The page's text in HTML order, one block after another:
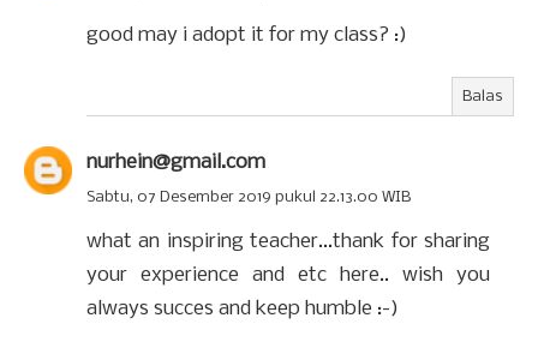
good may i adopt it for my class? :)
Balas
nurhein@gmail.com
Sabtu, 07 Desember 2019 pukul 22.13.00 WIB
what an inspiring teacher...thank for sharing
your experience and etc here.. wish you
always succes and keep humble :-)